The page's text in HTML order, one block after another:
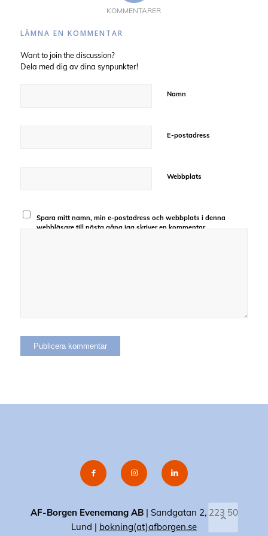
KOMMENTARER
LÄMNA EN KOMMENTAR
Want to join the discussion?
Dela med dig av dina synpunkter!
Namn
E-postadress
Webbplats
Spara mitt namn, min e-postadress och webbplats i denna
webbläsare till nästa gång jag skriver en kommentar.
AF-Borgen Evenemang AB| Sandgatan 2, 223 50
Lund | bokning(at)afborgen.se